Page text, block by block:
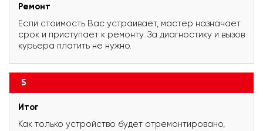
Ремонт
Если стоимость Вас устраивает, мастер назначает
срок и приступает к ремонту. За диагностику и вызов
курьера платить не нужно.
5
Итог
Как только устройство будет отремонтировано,